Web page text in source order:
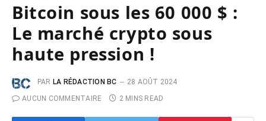
Bitcoin sous les 60 000 $ :
Le marché crypto sous
haute pression !
PAR LA RÉDACTION BC
28 AOÛT 2024
AUCUN COMMENTAIRE
2 MINS READ